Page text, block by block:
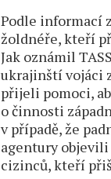
Podle informací
žoldnéře, kteří
Jak oznámil
ukrajinští vojáci
přijeli pomoci,
o činnosti
v případě, že
agentury
cizinců, kteří